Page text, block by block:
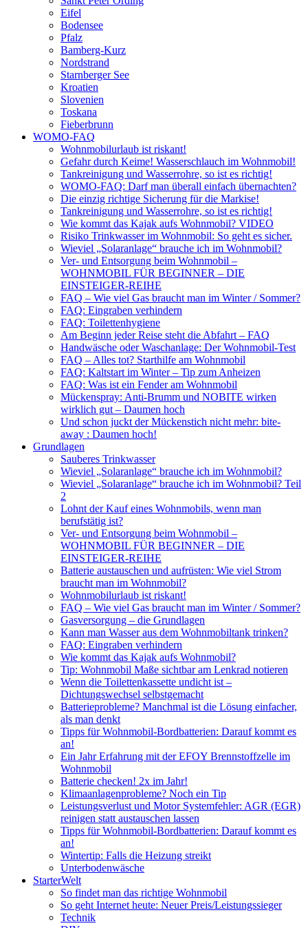
Eifel
Bodensee
Pfalz
Bamberg-Kurz
Nordstrand
Starnberger See
Kroatien
Slovenien
Toskana
Fieberbrunn
WOMO-FAQ
Wohnmobilurlaub ist riskant!
Gefahr durch Keime! Wasserschlauch im Wohnmobil!
Tankreinigung und Wasserrohre, so ist es richtig!
WOMO-FAQ: Darf man überall einfach übernachten?
Die einzig richtige Sicherung für die Markise!
Tankreinigung und Wasserrohre, so ist es richtig!
Wie kommt das Kajak aufs Wohnmobil? VIDEO
Risiko Trinkwasser im Wohnmobil: So geht es sicher.
Wieviel „Solaranlage“ brauche ich im Wohnmobil?
Ver- und Entsorgung beim Wohnmobil –
WOHNMOBIL FÜR BEGINNER – DIE
EINSTEIGER-REIHE
FAQ – Wie viel Gas braucht man im Winter / Sommer?
FAQ: Eingraben verhindern
FAQ: Toilettenhygiene
Am Beginn jeder Reise steht die Abfahrt – FAQ
Handwäsche oder Waschanlage: Der Wohnmobil-Test
FAQ – Alles tot? Starthilfe am Wohnmobil
FAQ: Kaltstart im Winter – Tip zum Anheizen
FAQ: Was ist ein Fender am Wohnmobil
Mückenspray: Anti-Brumm und NOBITE wirken
wirklich gut – Daumen hoch
Und schon juckt der Mückenstich nicht mehr: bite-
away : Daumen hoch!
Grundlagen
Sauberes Trinkwasser
Wieviel „Solaranlage“ brauche ich im Wohnmobil?
Wieviel „Solaranlage“ brauche ich im Wohnmobil? Teil
2
Lohnt der Kauf eines Wohnmobils, wenn man
berufstätig ist?
Ver- und Entsorgung beim Wohnmobil –
WOHNMOBIL FÜR BEGINNER – DIE
EINSTEIGER-REIHE
Batterie austauschen und aufrüsten: Wie viel Strom
braucht man im Wohnmobil?
Wohnmobilurlaub ist riskant!
FAQ – Wie viel Gas braucht man im Winter / Sommer?
Gasversorgung – die Grundlagen
Kann man Wasser aus dem Wohnmobiltank trinken?
FAQ: Eingraben verhindern
Wie kommt das Kajak aufs Wohnmobil?
Tip: Wohnmobil Maße sichtbar am Lenkrad notieren
Wenn die Toilettenkassette undicht ist –
Dichtungswechsel selbstgemacht
Batterieprobleme? Manchmal ist die Lösung einfacher,
als man denkt
Tipps für Wohnmobil-Bordbatterien: Darauf kommt es
an!
Ein Jahr Erfahrung mit der EFOY Brennstoffzelle im
Wohnmobil
Batterie checken! 2x im Jahr!
Klimaanlagenprobleme? Noch ein Tip
Leistungsverlust und Motor Systemfehler: AGR (EGR)
reinigen statt austauschen lassen
Tipps für Wohnmobil-Bordbatterien: Darauf kommt es
an!
Wintertip: Falls die Heizung streikt
Unterbodenwäsche
StarterWelt
So findet man das richtige Wohnmobil
So geht Internet heute: Neuer Preis/Leistungssieger
Technik